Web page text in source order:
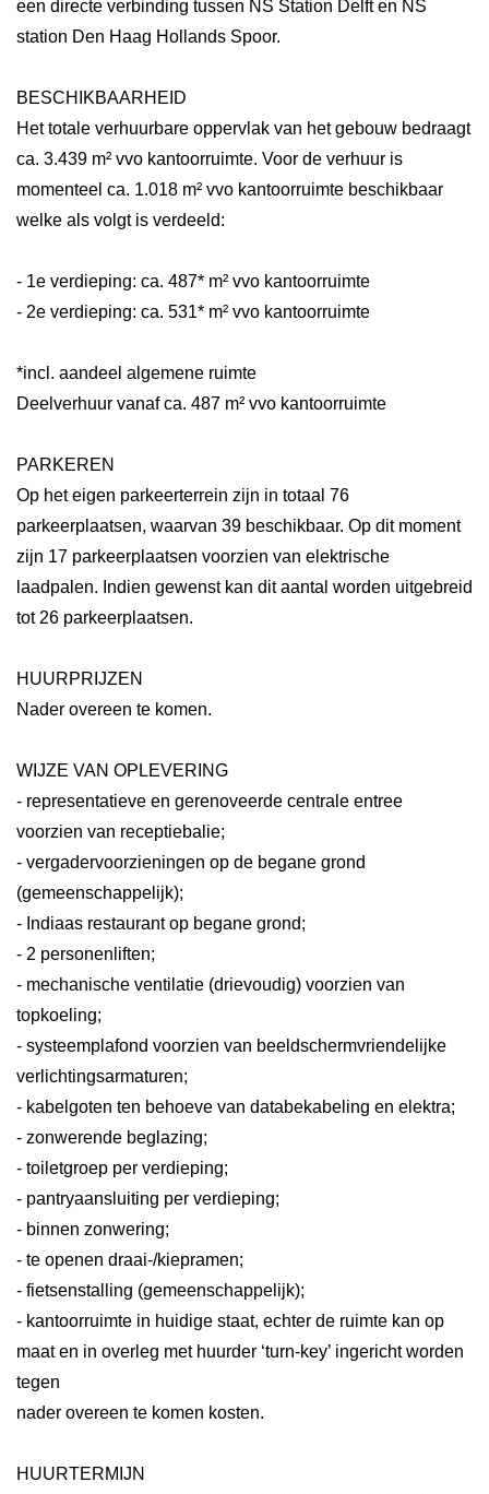
een directe verbinding tussen NS Station Delft en NS
station Den Haag Hollands Spoor.
BESCHIKBAARHEID
Het totale verhuurbare oppervlak van het gebouw bedraagt
ca. 3.439 m² vvo kantoorruimte. Voor de verhuur is
momenteel ca. 1.018 m² vvo kantoorruimte beschikbaar
welke als volgt is verdeeld:
- 1e verdieping: ca. 487* m² vvo kantoorruimte
- 2e verdieping: ca. 531* m² vvo kantoorruimte
*incl. aandeel algemene ruimte
Deelverhuur vanaf ca. 487 m² vvo kantoorruimte
PARKEREN
Op het eigen parkeerterrein zijn in totaal 76
parkeerplaatsen, waarvan 39 beschikbaar. Op dit moment
zijn 17 parkeerplaatsen voorzien van elektrische
laadpalen. Indien gewenst kan dit aantal worden uitgebreid
tot 26 parkeerplaatsen.
HUURPRIJZEN
Nader overeen te komen.
WIJZE VAN OPLEVERING
- representatieve en gerenoveerde centrale entree
voorzien van receptiebalie;
- vergadervoorzieningen op de begane grond
(gemeenschappelijk);
- Indiaas restaurant op begane grond;
- 2 personenliften;
- mechanische ventilatie (drievoudig) voorzien van
topkoeling;
- systeemplafond voorzien van beeldschermvriendelijke
verlichtingsarmaturen;
- kabelgoten ten behoeve van databekabeling en elektra;
- zonwerende beglazing;
- toiletgroep per verdieping;
- pantryaansluiting per verdieping;
- binnen zonwering;
- te openen draai-/kiepramen;
- fietsenstalling (gemeenschappelijk);
- kantoorruimte in huidige staat, echter de ruimte kan op
maat en in overleg met huurder ‘turn-key’ ingericht worden
tegen
nader overeen te komen kosten.
HUURTERMIJN